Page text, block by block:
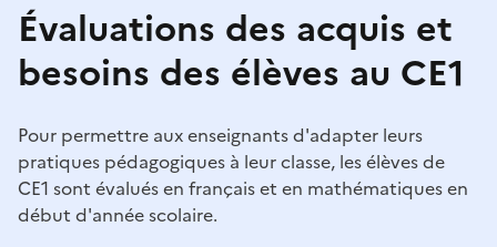
Évaluations des acquis et
besoins des élèves au CE1
Pour permettre aux enseignants d'adapter leurs
pratiques pédagogiques à leur classe, les élèves de
CE1 sont évalués en français et en mathématiques en
début d'année scolaire.